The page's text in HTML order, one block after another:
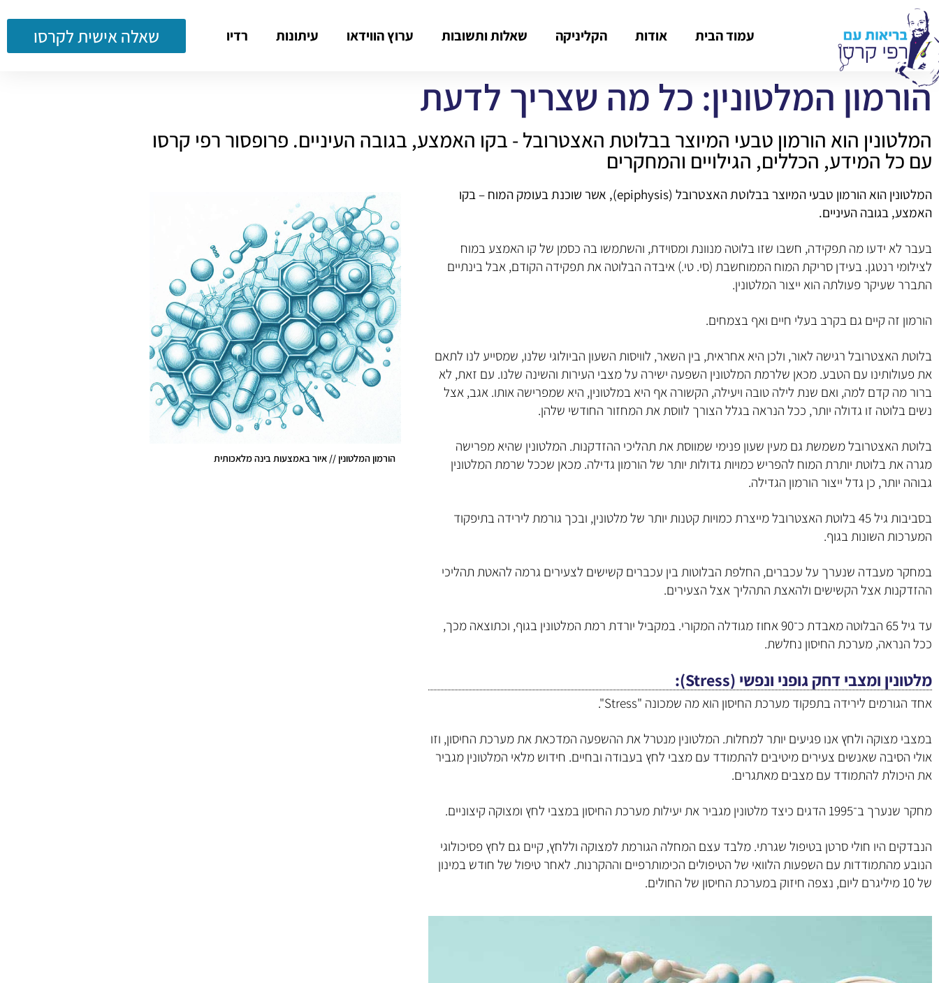
עמוד הבית אודות הקליניקה שאלות ותשובות ערוץ הווידאו עיתונות רדיו שאלה אישית לקרסו
הורמון המלטונין: כל מה שצריך לדעת
המלטונין הוא הורמון טבעי המיוצר בבלוטת האצטרובל - בקו האמצע, בגובה העיניים. פרופסור רפי קרסו
עם כל המידע, הכללים, הגילויים והמחקרים
המלטונין הוא הורמון טבעי המיוצר בבלוטת האצטרובל (epiphysis), אשר שוכנת בעומק המוח – בקו
האמצע, בגובה העיניים.
בעבר לא ידעו מה תפקידה, חשבו שזו בלוטה מנוונת ומסוידת, והשתמשו בה כסמן של קו האמצע במוח
לצילומי רנטגן. בעידן סריקת המוח הממוחשבת (סי. טי.) איבדה הבלוטה את תפקידה הקודם, אבל בינתיים
התברר שעיקר פעולתה הוא ייצור המלטונין.
הורמון זה קיים גם בקרב בעלי חיים ואף בצמחים.
בלוטת האצטרובל רגישה לאור, ולכן היא אחראית, בין השאר, לוויסות השעון הביולוגי שלנו, שמסייע לנו לתאם
את פעולותינו עם הטבע. מכאן שלרמת המלטונין השפעה ישירה על מצבי העירות והשינה שלנו. עם זאת, לא
ברור מה קדם למה, ואם שנת לילה טובה ויעילה, הקשורה אף היא במלטונין, היא שמפרישה אותו. אגב, אצל
נשים בלוטה זו גדולה יותר, ככל הנראה בגלל הצורך לווסת את המחזור החודשי שלהן.
בלוטת האצטרובל משמשת גם מעין שעון פנימי שמווסת את תהליכי ההזדקנות. המלטונין שהיא מפרישה
מגרה את בלוטת יותרת המוח להפריש כמויות גדולות יותר של הורמון גדילה. מכאן שככל שרמת המלטונין
גבוהה יותר, כן גדל ייצור הורמון הגדילה.
בסביבות גיל 45 בלוטת האצטרובל מייצרת כמויות קטנות יותר של מלטונין, ובכך גורמת לירידה בתיפקוד
המערכות השונות בגוף.
במחקר מעבדה שנערך על עכברים, החלפת הבלוטות בין עכברים קשישים לצעירים גרמה להאטת תהליכי
ההזדקנות אצל הקשישים ולהאצת התהליך אצל הצעירים.
עד גיל 65 הבלוטה מאבדת כ־90 אחוז מגודלה המקורי. במקביל יורדת רמת המלטונין בגוף, וכתוצאה מכך,
ככל הנראה, מערכת החיסון נחלשת.
מלטונין ומצבי דחק גופני ונפשי (Stress)
אחד הגורמים לירידה בתפקוד מערכת החיסון הוא מה שמכונה "Stress".
במצבי מצוקה ולחץ אנו פגיעים יותר למחלות. המלטונין מנטרל את ההשפעה המדכאת את מערכת החיסון, וזו
אולי הסיבה שאנשים צעירים מיטיבים להתמודד עם מצבי לחץ בעבודה ובחיים. חידוש מלאי המלטונין מגביר
את היכולת להתמודד עם מצבים מאתגרים.
מחקר שנערך ב־1995 הדגים כיצד מלטונין מגביר את יעילות מערכת החיסון במצבי לחץ ומצוקה קיצוניים.
הנבדקים היו חולי סרטן בטיפול שגרתי. מלבד עצם המחלה הגורמת למצוקה וללחץ, קיים גם לחץ פסיכולוגי
הנובע מהתמודדות עם השפעות הלוואי של הטיפולים הכימותרפיים וההקרנות. לאחר טיפול של חודש במינון
של 10 מיליגרם ליום, נצפה חיזוק במערכת החיסון של החולים.
הורמון המלטונין // איור באמצעות בינה מלאכותית